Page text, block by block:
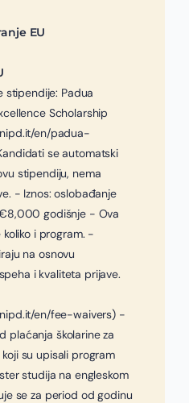
EU
stipendije: Padua
Scholarship
en/padua-
se automatski
stipendiju, nema
- Iznos: oslobađanje
godišnje - Ova
i program. -
na osnovu
i kvaliteta prijave.
en/fee-waivers) -
plaćanja školarine za
su upisali program
studija na engleskom
se za period od godinu